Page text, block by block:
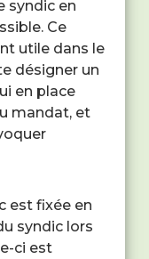
syndic en
Ce
utile dans le
désigner un
en place
mandat, et
est fixée en
syndic lors
ci est